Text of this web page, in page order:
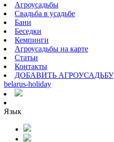
Агроусадьбы
Свадьба в усадьбе
Бани
Беседки
Кемпинги
Агроусадьбы на карте
Статьи
Контакты
ДОБАВИТЬ АГРОУСАДЬБУ
belarus-holiday
Язык